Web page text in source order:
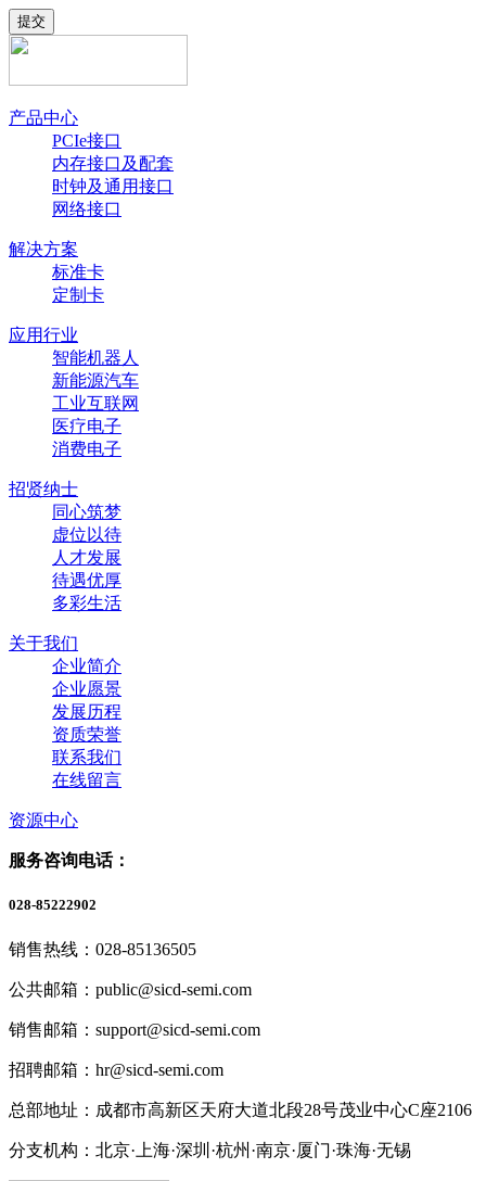
提交
产品中心
PCIe接口
内存接口及配套
时钟及通用接口
网络接口
解决方案
标准卡
定制卡
应用行业
智能机器人
新能源汽车
工业互联网
医疗电子
消费电子
招贤纳士
同心筑梦
虚位以待
人才发展
待遇优厚
多彩生活
关于我们
企业简介
企业愿景
发展历程
资质荣誉
联系我们
在线留言
资源中心
服务咨询电话：
028-85222902
销售热线：028-85136505
公共邮箱：public@sicd-semi.com
销售邮箱：support@sicd-semi.com
招聘邮箱：hr@sicd-semi.com
总部地址：成都市高新区天府大道北段28号茂业中心C座2106
分支机构：北京·上海·深圳·杭州·南京·厦门·珠海·无锡